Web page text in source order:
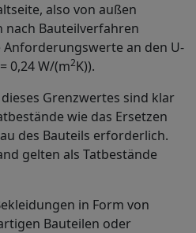
also von außen
Bauteilverfahren
Anforderungswerte an den U-
0,24 W/(m2K)).
Grenzwertes sind klar
wie das Ersetzen
des Bauteils erforderlich.
gelten als Tatbestände
in Form von
Bauteilen oder